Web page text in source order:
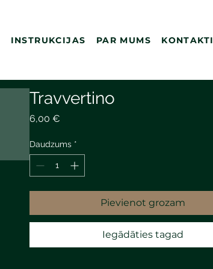
INSTRUKCIJAS PAR MUMS KONTAKTI
Travvertino
6,00 €
Daudzums *
Pievienot grozam
Iegādāties tagad